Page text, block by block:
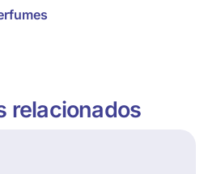
relacionados